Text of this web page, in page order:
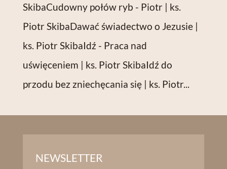
SkibaCudowny połów ryb - Piotr | ks.
Piotr SkibaDawać świadectwo o Jezusie |
ks. Piotr SkibaIdź - Praca nad
uświęceniem | ks. Piotr SkibaIdź do
przodu bez zniechęcania się | ks. Piotr...
NEWSLETTER